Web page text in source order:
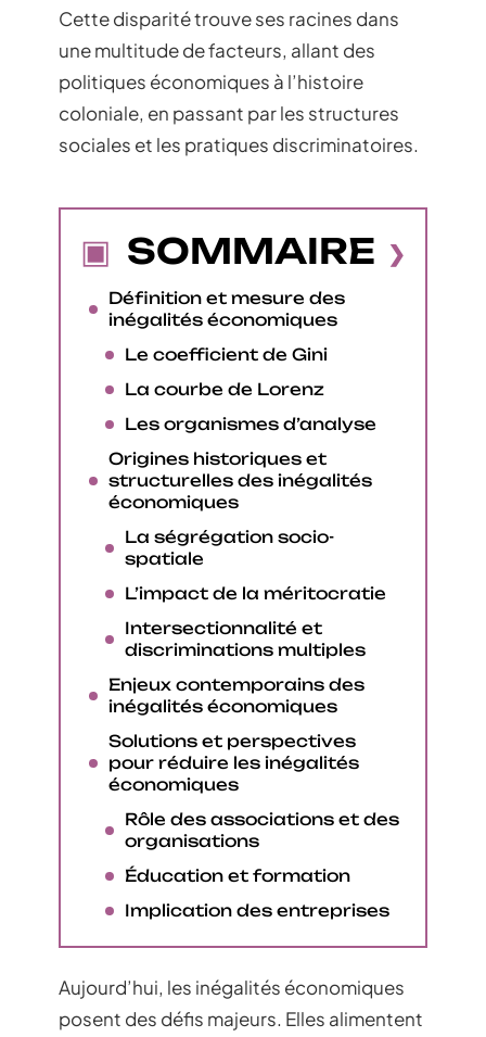
Cette disparité trouve ses racines dans
une multitude de facteurs, allant des
politiques économiques à l’histoire
coloniale, en passant par les structures
sociales et les pratiques discriminatoires.
SOMMAIRE
Définition et mesure des
inégalités économiques
Le coefficient de Gini
La courbe de Lorenz
Les organismes d’analyse
Origines historiques et
structurelles des inégalités
économiques
La ségrégation socio-
spatiale
L’impact de la méritocratie
Intersectionnalité et
discriminations multiples
Enjeux contemporains des
inégalités économiques
Solutions et perspectives
pour réduire les inégalités
économiques
Rôle des associations et des
organisations
Éducation et formation
Implication des entreprises
Aujourd’hui, les inégalités économiques
posent des défis majeurs. Elles alimentent